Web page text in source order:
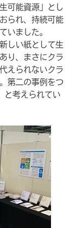
可能資源」とし
られ、持続可能
いました。
しい紙として生
り、まさにクラ
えられないクラ
第二の事例をつ
と考えられてい